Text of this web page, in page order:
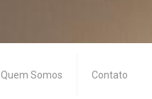
Quem Somos Contato